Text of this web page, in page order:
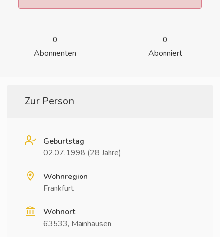
0
Abonnenten
0
Abonniert
Zur Person
Geburtstag
02.07.1998 (28 Jahre)
Wohnregion
Frankfurt
Wohnort
63533, Mainhausen